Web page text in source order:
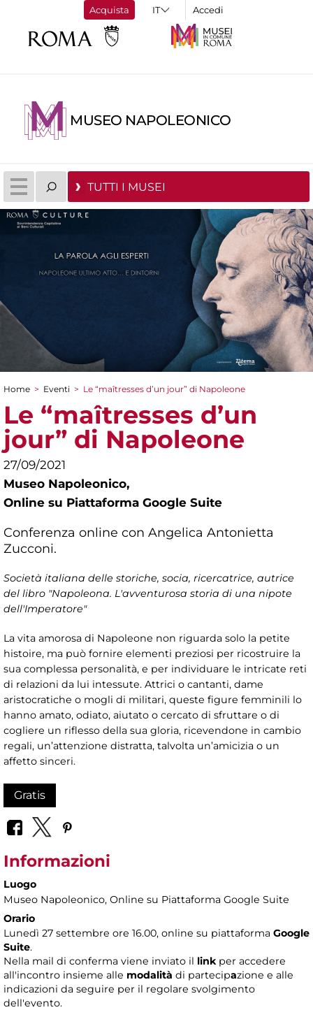
Acquista Accedi
MUSEO NAPOLEONICO
TUTTI I MUSEI
Tu sei qui
Home > Eventi > Le “maîtresses d’un jour” di Napoleone
Le “maîtresses d’un
jour” di Napoleone
27/09/2021
Museo Napoleonico,
Online su Piattaforma Google Suite
Conferenza online con Angelica Antonietta
Zucconi.
Società italiana delle storiche, socia, ricercatrice, autrice
del libro "Napoleona. L'avventurosa storia di una nipote
dell'Imperatore"
La vita amorosa di Napoleone non riguarda solo la petite
histoire, ma può fornire elementi preziosi per ricostruire la
sua complessa personalità, e per individuare le intricate reti
di relazioni da lui intessute. Attrici o cantanti, dame
aristocratiche o mogli di militari, queste figure femminili lo
hanno amato, odiato, aiutato o cercato di sfruttare o di
cogliere un riflesso della sua gloria, ricevendone in cambio
regali, un’attenzione distratta, talvolta un’amicizia o un
affetto sinceri.
Gratis
Informazioni
Luogo
Museo Napoleonico, Online su Piattaforma Google Suite
Orario
Lunedì 27 settembre ore 16.00, online su piattaforma Google
Suite.
Nella mail di conferma viene inviato il link per accedere
all'incontro insieme alle modalità di partecipazione e alle
indicazioni da seguire per il regolare svolgimento
dell'evento.